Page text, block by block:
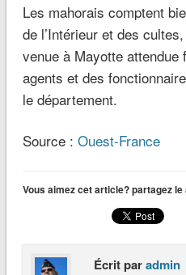
Les mahorais comptent
de l’Intérieur et des
venue à Mayotte
agents et des
le département.
Source : Ouest-France
Vous aimez cet article? partagez
Écrit paradmin